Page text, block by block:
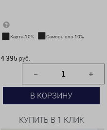
Карта-10% Самовывоз-10%
4 395 руб.
В КОРЗИНУ
КУПИТЬ В 1 КЛИК